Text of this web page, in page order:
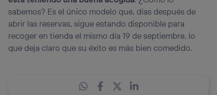
sabemos? Es el único modelo que, días después de
abrir las reservas, sigue estando disponible para
recoger en tienda el mismo día 19 de septiembre, lo
que deja claro que su éxito es más bien comedido.